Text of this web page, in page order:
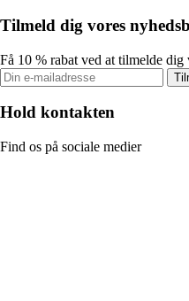
Tilmeld dig vores
Få 10 % rabat ved at tilmelde dig
Hold kontakten
Find os på sociale medier